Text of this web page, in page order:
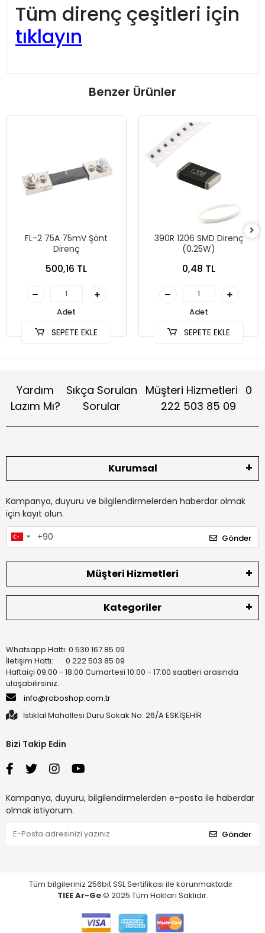
Tüm direnç çeşitleri için
tıklayın
Benzer Ürünler
FL-2 75A 75mV Şönt
Direnç
500,16 TL
Adet
SEPETE EKLE
390R 1206 SMD Direnç
(0.25W)
0,48 TL
Adet
SEPETE EKLE
Yardım
Lazım Mı?
Sıkça Sorulan
Sorular
Müşteri Hizmetleri 0
222 503 85 09
Kurumsal
Kampanya, duyuru ve bilgilendirmelerden haberdar olmak
için kayıt olun.
Gönder
Müşteri Hizmetleri
Kategoriler
Whatsapp Hattı: 0 530 167 85 09
İletişim Hattı: 0 222 503 85 09
Haftaiçi 09:00 - 18:00 Cumartesi 10:00 - 17:00 saatleri arasında
ulaşabilirsiniz.
info@roboshop.com.tr
İstiklal Mahallesi Duru Sokak No: 26/A ESKİŞEHİR
Bizi Takip Edin
Kampanya, duyuru, bilgilendirmelerden e-posta ile haberdar
olmak istiyorum.
Gönder
Tüm bilgileriniz 256bit SSL Sertifikası ile korunmaktadır.
TIEE Ar-Ge© 2025 Tüm Hakları Saklıdır.